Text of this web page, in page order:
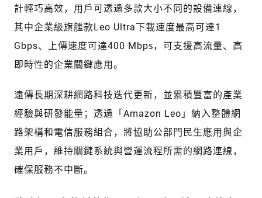
計輕巧高效，用戶可透過多款大小不同的設備連線，
其中企業級旗艦款Leo Ultra下載速度最高可達1
Gbps、上傳速度可達400 Mbps，可支援高流量、高
即時性的企業關鍵應用。
遠傳長期深耕網路科技迭代更新，並累積豐富的產業
經驗與研發能量；透過「Amazon Leo」納入整體網
路架構和電信服務組合，將協助公部門民生應用與企
業用戶，維持關鍵系統與營運流程所需的網路連線，
確保服務不中斷。